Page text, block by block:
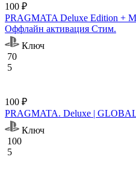
100 ₽
PRAGMATA Deluxe Edition +
Оффлайн активация Cтим.
Ключ
70
5
100 ₽
PRAGMATA. Deluxe |
Ключ
100
5